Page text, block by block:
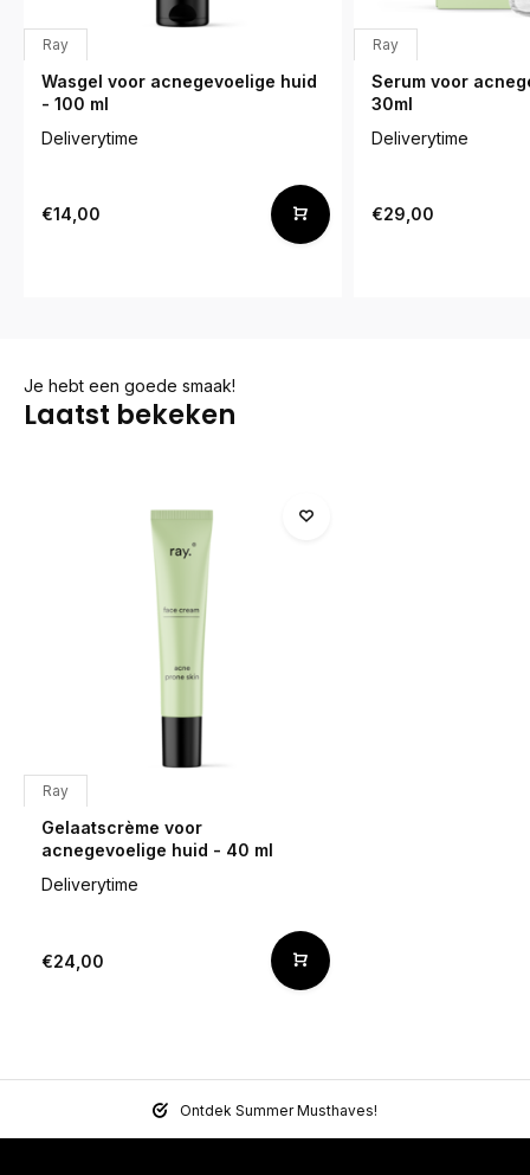
Ray
Wasgel voor acnegevoelige huid
- 100 ml
Deliverytime
€14,00
Ray
Serum voor
30ml
Deliverytime
€29,00
Je hebt een goede smaak!
Laatst bekeken
Ray
Gelaatscrème voor
acnegevoelige huid - 40 ml
Deliverytime
€24,00
Ontdek Summer Musthaves!